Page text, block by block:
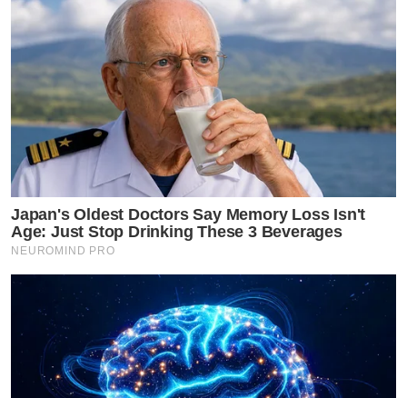
Japan's Oldest Doctors Say Memory Loss Isn't
Age: Just Stop Drinking These 3 Beverages
NEUROMIND PRO